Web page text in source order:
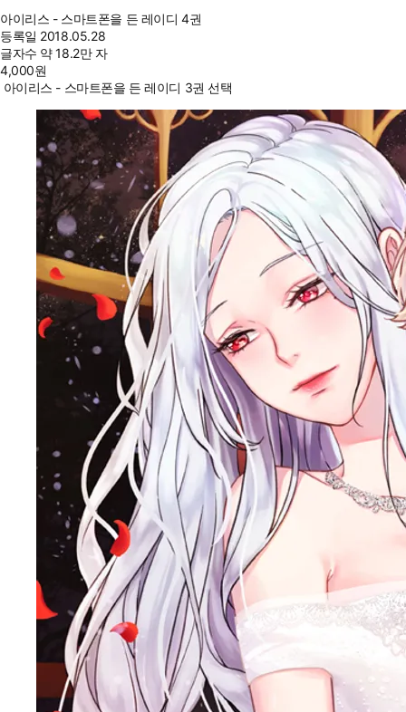
아이리스 - 스마트폰을 든 레이디 4권
등록일 2018.05.28
글자수 약 18.2만 자
4,000원
아이리스 - 스마트폰을 든 레이디 3권 선택